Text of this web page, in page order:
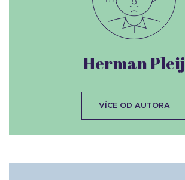
Herman Pleij
VÍCE OD AUTORA